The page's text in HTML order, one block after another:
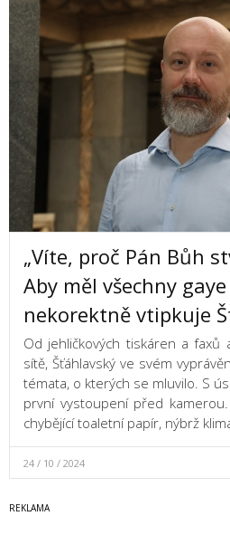
„Víte, proč Pán Bůh
Aby měl všechny
nekorektně vtipkuje
Od jehličkových tiskáren a
sítě, Šťáhlavský ve svém
témata, o kterých se mluvilo. S
první vystoupení před
chybějící toaletní papír, nýbrž
24 / 10 / 2024